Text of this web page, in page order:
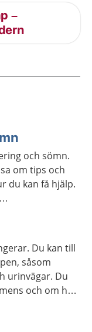
–
och sömn.
om tips och
du kan få hjälp.
Du kan till
såsom
urinvägar. Du
och om hur